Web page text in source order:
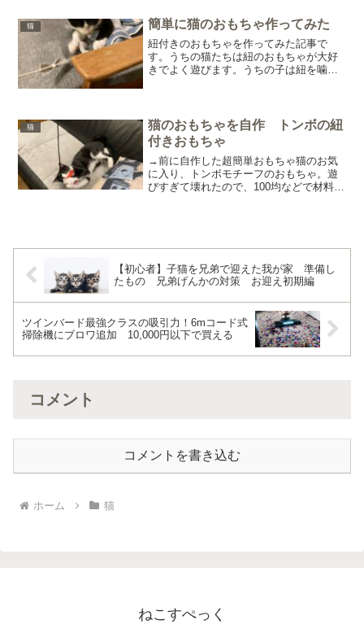
どっちもそれはそ...
猫 簡単に猫のおもちゃ作ってみた
紐付きのおもちゃを作ってみた記事で
す。うちの猫たちは紐のおもちゃが大好
きでよく遊びます。うちの子は紐を噛み
りました。市販のよくある紐...
猫
猫のおもちゃを自作 トンボの紐
付きおもちゃ
→前に自作した超簡単おもちゃ猫のお気
に入り、トンボモチーフのおもちゃ。遊
びすぎて壊れたので、100均などで材料を
【初心者】子猫を兄弟で迎えた我が家 準備し
たもの 兄弟げんかの対策 お迎え初期編
ツインバード最強クラスの吸引力！6mコード式
掃除機にブロワ追加 10,000円以下で買える
コメント
コメントを書き込む
ホーム 猫
ねこすぺっく